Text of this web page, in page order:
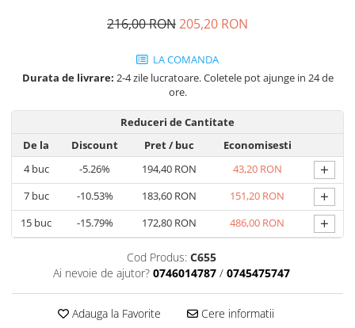
Creme tartinabile
Chec cu iaurt
Chec Ciocco
Chec Glasat
Checurile Royal
Prajituri Fabrica de Amandine
Prajituri nuci
216,00 RON205,20 RON
LA COMANDA
Durata de livrare: 2-4 zile lucratoare. Coletele pot ajunge in 24 de
ore.
Reduceri de Cantitate
De la
Discount Pret/ buc
Economisesti
4buc -5.26% 194,40 RON 43,20 RON +
7buc -10.53% 183,60 RON 151,20 RON +
15 buc -15.79% 172,80 RON 486,00 RON +
Cod Produs: C655
Ai nevoie de ajutor? 0746014787 / 0745475747
Adauga la Favorite Cere informatii